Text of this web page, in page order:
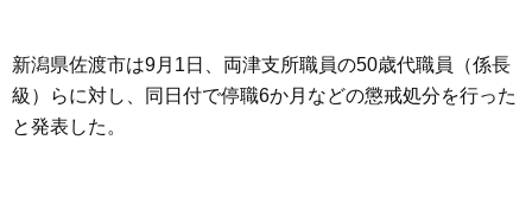
新潟県佐渡市は9月1日、両津支所職員の50歳代職員（係長
級）らに対し、同日付で停職6か月などの懲戒処分を行った
と発表した。